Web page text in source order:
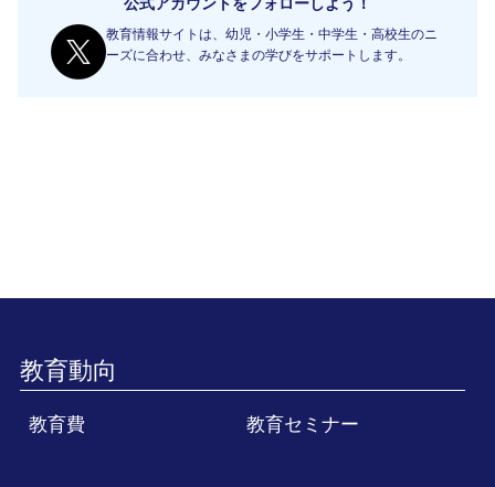
教育情報サイトは、幼児・小学生・中学生・高校生のニ
ーズに合わせ、みなさまの学びをサポートします。
教育動向
教育費 教育セミナー